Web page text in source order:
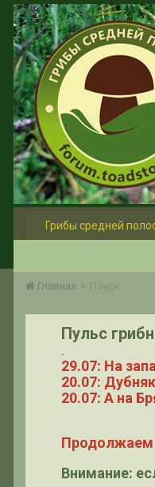
Грибы средней
Главная Поиск
Пульс
.
29.07: На
20.07:
20.07: А на
Продолжаем
Внимание: